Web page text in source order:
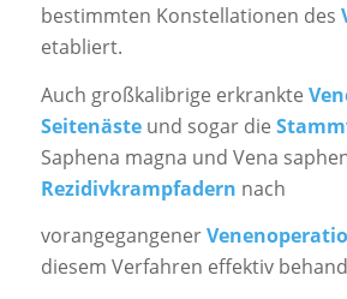
bestimmten Konstellationen des
etabliert.
Auch großkalibrige erkrankte
Seitenästeund sogar die
Saphena magna und Vena
Rezidivkrampfadern nach
vorangegangener
diesem Verfahren effektiv